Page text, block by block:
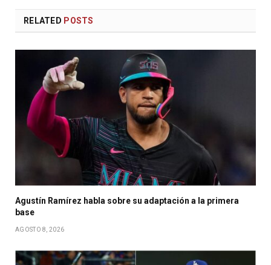
RELATED POSTS
Agustín Ramírez habla sobre su adaptación a la primera
base
AGOSTO 8, 2026